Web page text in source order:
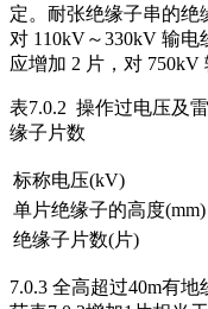
定。耐张绝缘子串的绝
对 110kV～330kV 输
应增加 2 片，对 750kV
表7.0.2 操作过电压及
缘子片数
标称电压(kV)
单片绝缘子的高度(mm)
绝缘子片数(片)
7.0.3 全高超过40m有